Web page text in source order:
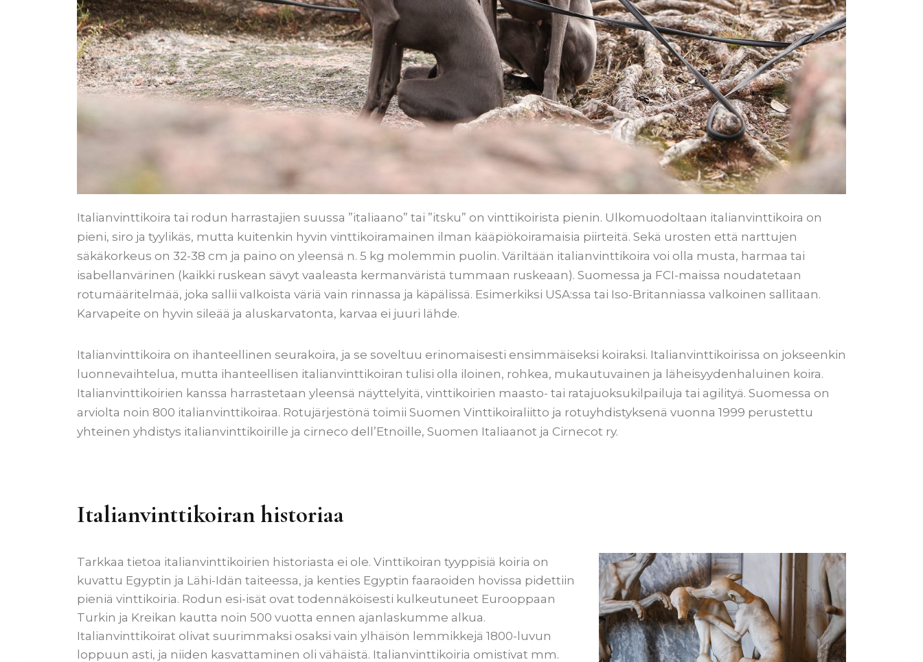
Italianvinttikoira tai rodun harrastajien suussa ”italiaano” tai ”itsku” on vinttikoirista pienin. Ulkomuodoltaan italianvinttikoira on
pieni, siro ja tyylikäs, mutta kuitenkin hyvin vinttikoiramainen ilman kääpiökoiramaisia piirteitä. Sekä urosten että narttujen
säkäkorkeus on 32-38 cm ja paino on yleensä n. 5 kg molemmin puolin. Väriltään italianvinttikoira voi olla musta, harmaa tai
isabellanvärinen (kaikki ruskean sävyt vaaleasta kermanväristä tummaan ruskeaan). Suomessa ja FCI-maissa noudatetaan
rotumääritelmää, joka sallii valkoista väriä vain rinnassa ja käpälissä. Esimerkiksi USA:ssa tai Iso-Britanniassa valkoinen sallitaan.
Karvapeite on hyvin sileää ja aluskarvatonta, karvaa ei juuri lähde.
Italianvinttikoira on ihanteellinen seurakoira, ja se soveltuu erinomaisesti ensimmäiseksi koiraksi. Italianvinttikoirissa on jokseenkin
luonnevaihtelua, mutta ihanteellisen italianvinttikoiran tulisi olla iloinen, rohkea, mukautuvainen ja läheisyydenhaluinen koira.
Italianvinttikoirien kanssa harrastetaan yleensä näyttelyitä, vinttikoirien maasto- tai ratajuoksukilpailuja tai agilityä. Suomessa on
arviolta noin 800 italianvinttikoiraa. Rotujärjestönä toimii Suomen Vinttikoiraliitto ja rotuyhdistyksenä vuonna 1999 perustettu
yhteinen yhdistys italianvinttikoirille ja cirneco dell’Etnoille, Suomen Italiaanot ja Cirnecot ry.
Italianvinttikoiran historiaa
Tarkkaa tietoa italianvinttikoirien historiasta ei ole. Vinttikoiran tyyppisiä koiria on
kuvattu Egyptin ja Lähi-Idän taiteessa, ja kenties Egyptin faaraoiden hovissa pidettiin
pieniä vinttikoiria. Rodun esi-isät ovat todennäköisesti kulkeutuneet Eurooppaan
Turkin ja Kreikan kautta noin 500 vuotta ennen ajanlaskumme alkua.
Italianvinttikoirat olivat suurimmaksi osaksi vain ylhäisön lemmikkejä 1800-luvun
loppuun asti, ja niiden kasvattaminen oli vähäistä. Italianvinttikoiria omistivat mm.